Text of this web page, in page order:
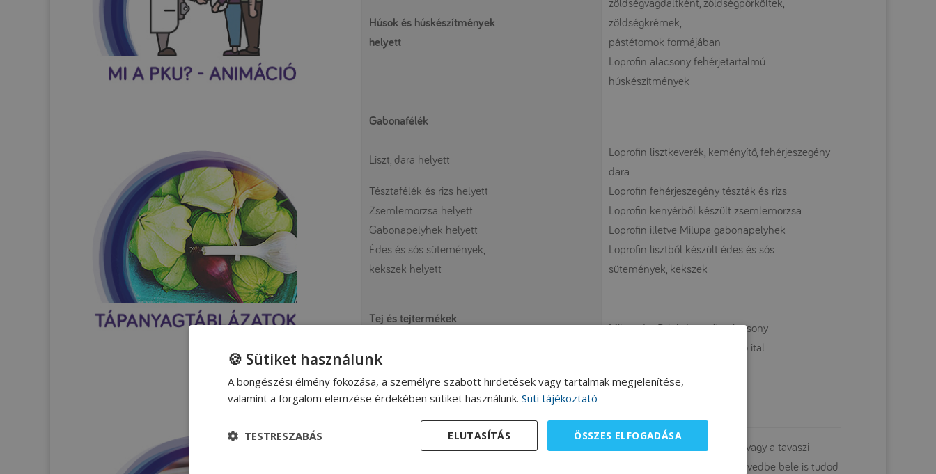
Húsok és húskészítmények
helyett
zöldségvagdaltként, zöldségpörköltek,
zöldségkrémek,
pástétomok formájában
Loprofin alacsony fehérjetartalmú
húskészítmények
Gabonafélék
Liszt, dara helyett
Tésztafélék és rizs helyett
Zsemlemorzsa helyett
Gabonapelyhek helyett
Édes és sós sütemények,
kekszek helyett
Loprofin lisztkeverék, keményítő, fehérjeszegény
dara
Loprofin fehérjeszegény tészták és rizs
Loprofin kenyérből készült zsemlemorzsa
Loprofin illetve Milupa gabonapelyhek
Loprofin lisztből készült édes és sós
sütemények, kekszek
Tej és tejtermékek
Kakaó helyett
Milupa Lp Drink, Loprofin alacsony
fehérjetartalmú tejhelyettesítő ital
Ha még több receptet, ötletet szeretnél, érdemes weboldalunkon megnézni az őszi vagy a tavaszi
szakácskönyvedbe bele is tudod
🍪 Sütiket használunk
A böngészési élmény fokozása, a személyre szabott hirdetések vagy tartalmak megjelenítése,
valamint a forgalom elemzése érdekében sütiket használunk. Süti tájékoztató
ÖSSZES ELFOGADÁSA
ELUTASÍTÁS
TESTRESZABÁS